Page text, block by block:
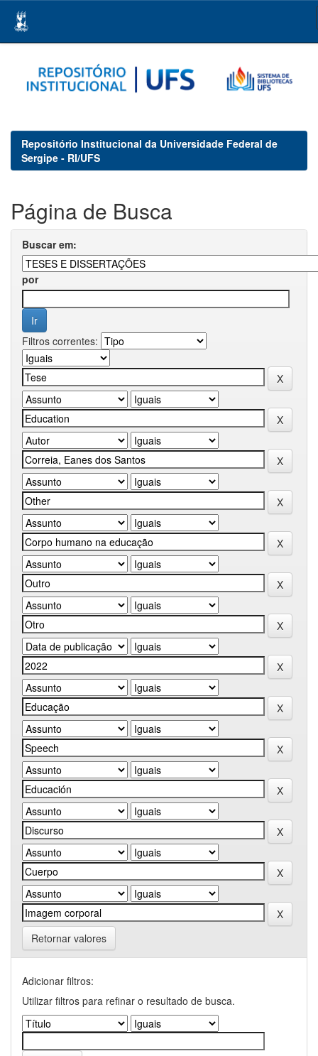
navigation
Repositório Institucional da Universidade Federal de
Sergipe - RI/UFS
Página de Busca
Buscar em:
por
Filtros correntes:
Retornar valores
Adicionar filtros:
Utilizar filtros para refinar o resultado de busca.